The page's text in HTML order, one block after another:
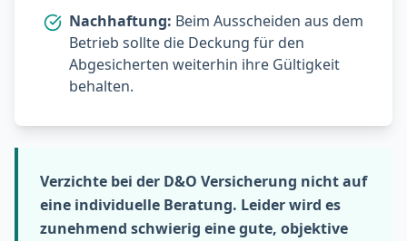
Nachhaftung: Beim Ausscheiden aus dem
Betrieb sollte die Deckung für den
Abgesicherten weiterhin ihre Gültigkeit
behalten.
Verzichte bei der D&O Versicherung nicht auf
eine individuelle Beratung. Leider wird es
zunehmend schwierig eine gute, objektive